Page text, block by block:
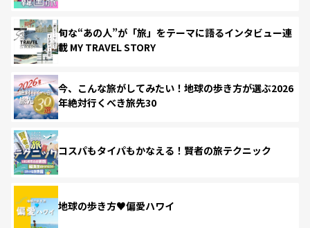
旬な“あの人”が「旅」をテーマに語るインタビュー連
載 MY TRAVEL STORY
今、こんな旅がしてみたい！地球の歩き方が選ぶ2026
年絶対行くべき旅先30
コスパもタイパもかなえる！賢者の旅テクニック
地球の歩き方♥偏愛ハワイ